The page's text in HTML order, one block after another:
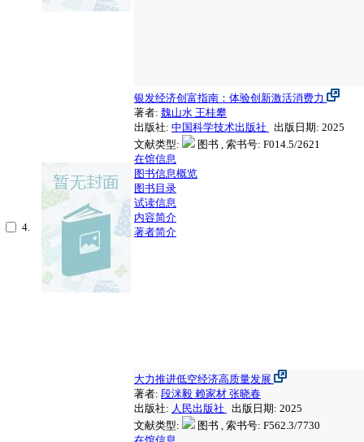
4.
银发经济创富指南：体验创新激活消费力
著者: 魏山水 王桂攀
出版社: 中国科学技术出版社
出版日期: 2025
文献类型:
图书 , 索书号: F014.5/2621
在馆信息
图书信息概览
图书目录
试读信息
内容简介
著者简介
大力推进低空经济高质量发展
著者: 段洣毅 赖家材 张晓春
出版社: 人民出版社
出版日期: 2025
文献类型:
图书 , 索书号: F562.3/7730